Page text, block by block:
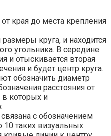
края до места крепления
круга, и находится
угольника. В середине
и отыскивается вторая
и будет центр круга.
обозначить диаметр
расстояния от
которых и
с обозначением
10 таких визуальных